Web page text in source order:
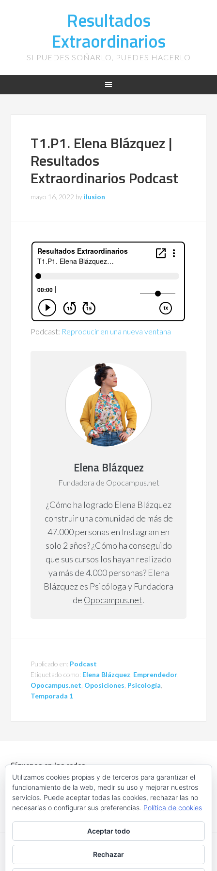
Resultados
Extraordinarios
SI PUEDES SOÑARLO, PUEDES HACERLO
T1.P1. Elena Blázquez |
Resultados
Extraordinarios Podcast
mayo 16, 2022 by ilusion
Podcast: Reproducir en una nueva ventana
Elena Blázquez
Fundadora de Opocampus.net
¿Cómo ha logrado Elena Blázquez
construir una comunidad de más de
47.000 personas en Instagram en
solo 2 años? ¿Cómo ha conseguido
que sus cursos los hayan realizado
ya más de 4.000 personas? Elena
Blázquez es Psicóloga y Fundadora
de Opocampus.net.
Publicado en: Podcast
Etiquetado como: Elena Blázquez Emprendedor
Opocampus.net Oposiciones Psicología
Temporada 1
Síguenos en las redes
COPYRIGHT © 2026 ·ENTERPRISE PRO
FRAMEWORK·POLÍTICA DE PRIVACIDAD·POLÍTICA DE
Utilizamos cookies propias y de terceros para garantizar el
funcionamiento de la web, medir su uso y mejorar nuestros
servicios. Puede aceptar todas las cookies, rechazar las no
necesarias o configurar sus preferencias. Política de cookies
Aceptar todo
Rechazar